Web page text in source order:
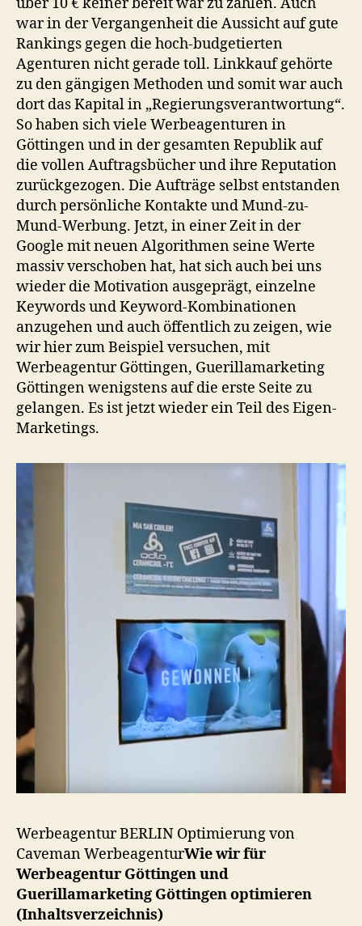
über 10 € keiner bereit war zu zahlen. Auch
war in der Vergangenheit die Aussicht auf gute
Rankings gegen die hoch-budgetierten
Agenturen nicht gerade toll. Linkkauf gehörte
zu den gängigen Methoden und somit war auch
dort das Kapital in „Regierungsverantwortung“.
So haben sich viele Werbeagenturen in
Göttingen und in der gesamten Republik auf
die vollen Auftragsbücher und ihre Reputation
zurückgezogen. Die Aufträge selbst entstanden
durch persönliche Kontakte und Mund-zu-
Mund-Werbung. Jetzt, in einer Zeit in der
Google mit neuen Algorithmen seine Werte
massiv verschoben hat, hat sich auch bei uns
wieder die Motivation ausgeprägt, einzelne
Keywords und Keyword-Kombinationen
anzugehen und auch öffentlich zu zeigen, wie
wir hier zum Beispiel versuchen, mit
Werbeagentur Göttingen, Guerillamarketing
Göttingen wenigstens auf die erste Seite zu
gelangen. Es ist jetzt wieder ein Teil des Eigen-
Marketings.
Werbeagentur BERLIN Optimierung von
Caveman WerbeagenturWie wir für
Werbeagentur Göttingen und
Guerillamarketing Göttingen optimieren
(Inhaltsverzeichnis)